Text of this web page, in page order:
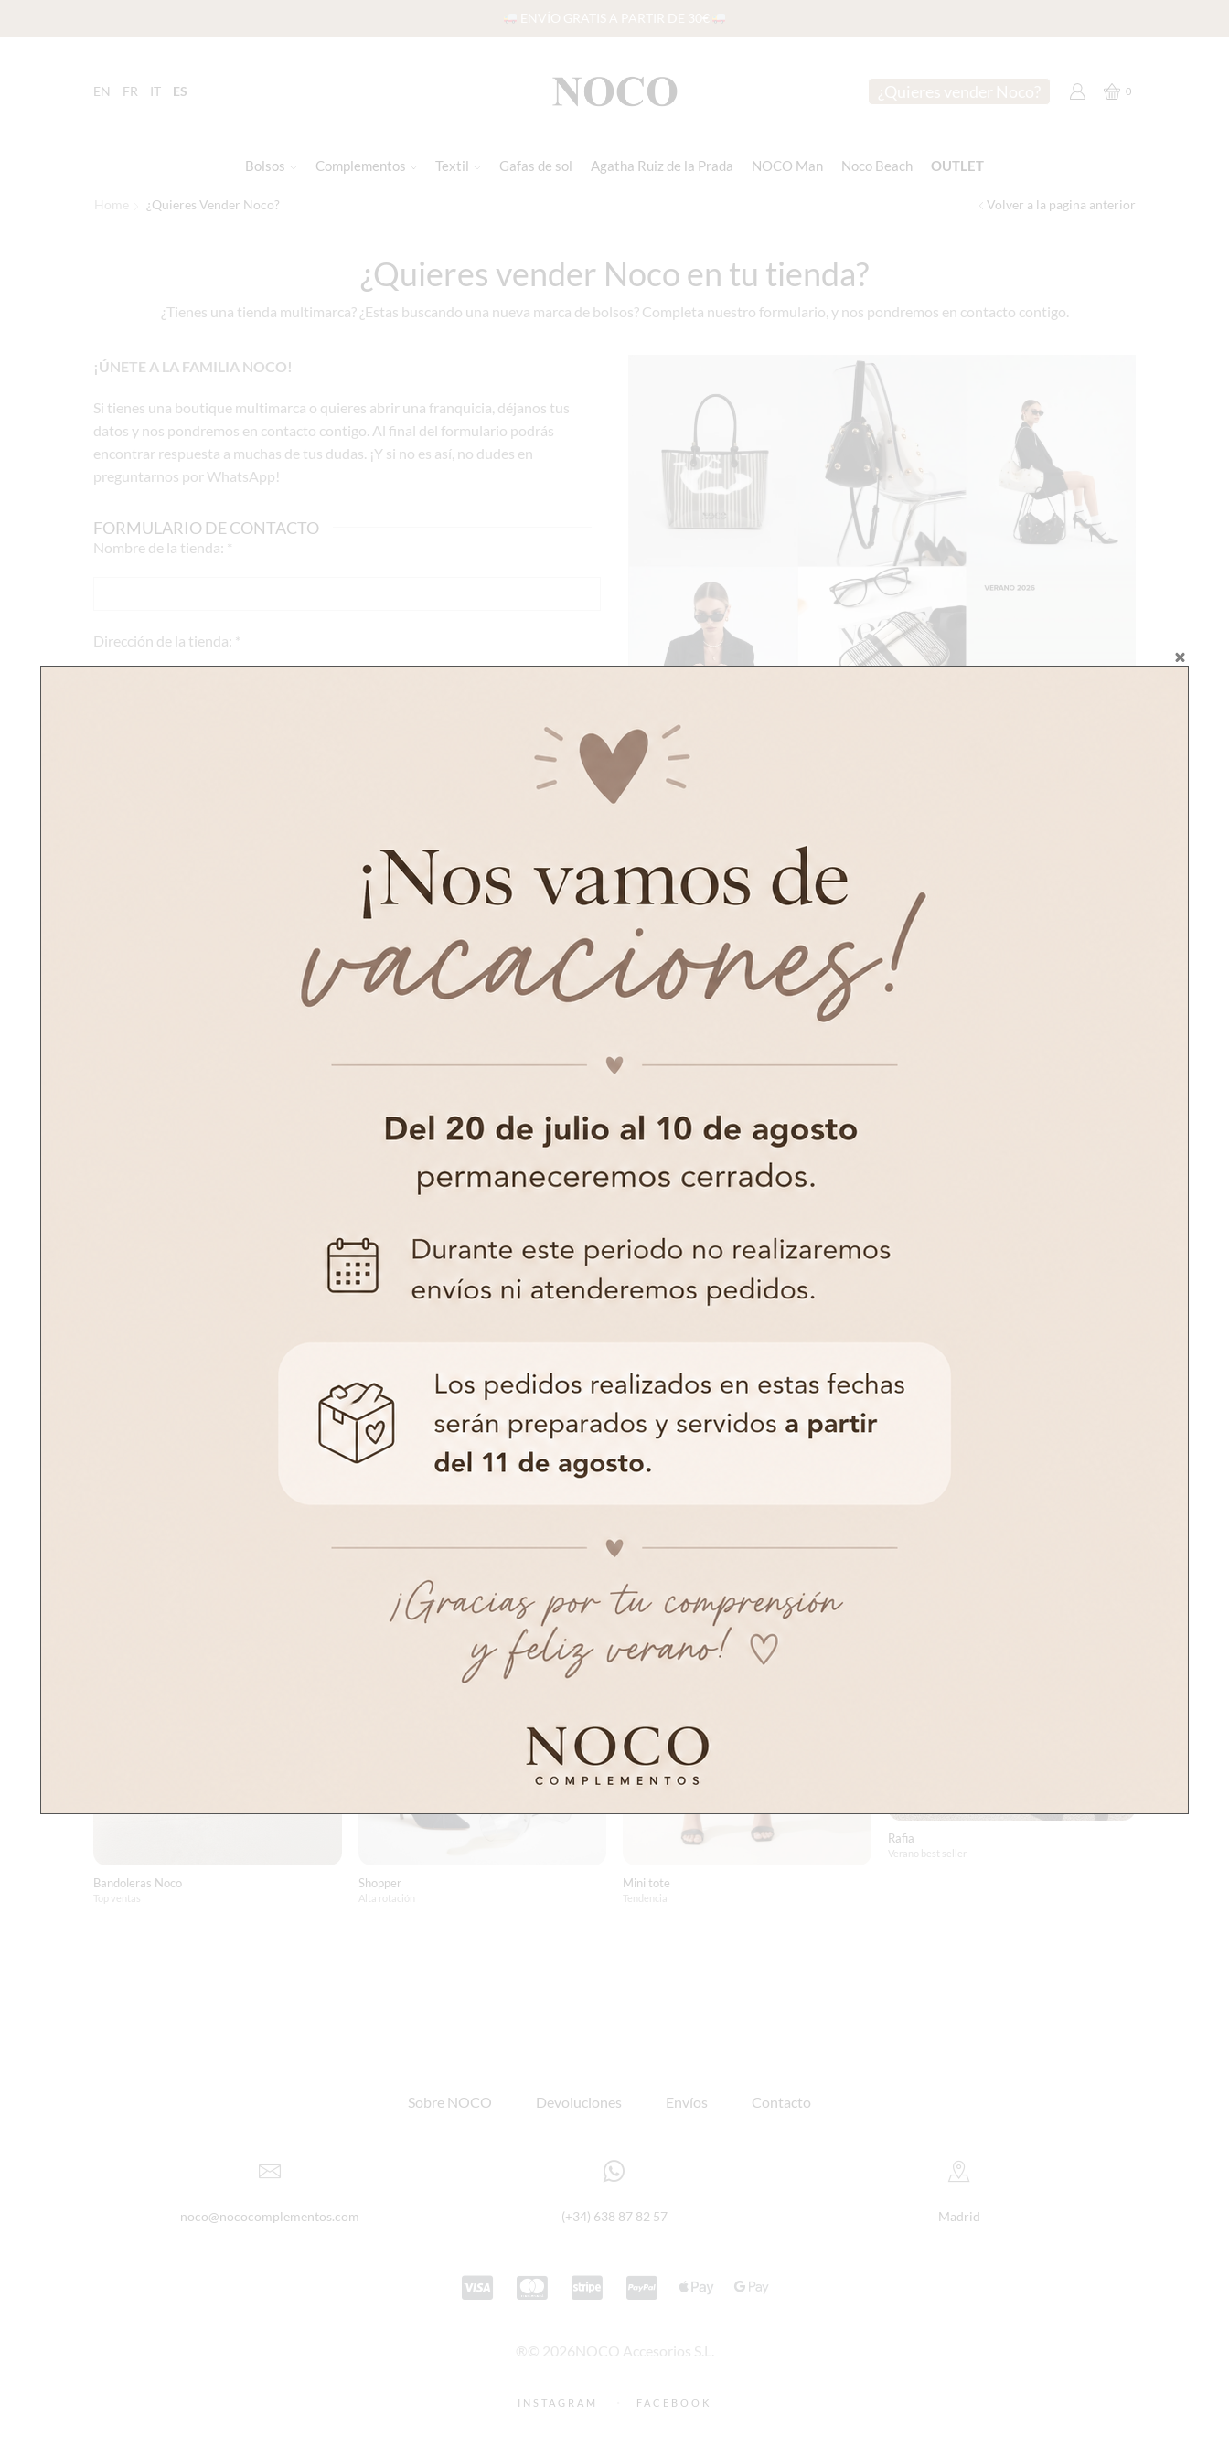
Gestionar consentimiento
Para ofrecer las mejores experiencias, utilizamos tecnologías como las cookies para
almacenar y/o acceder a la información del dispositivo. El consentimiento de estas tecnologías
ciertas características y funciones.
Aceptar Denegar Ver preferencias
EN FR IT ES 0
Bolsos Complementos Textil Gafas de sol Agatha Ruiz de la Prada NOCO Man Noco Beach OUTLET
Volver a la pagina anterior
Home ¿Quieres Vender Noco?
¿Quieres vender Noco en tu tienda?
¿Tienes una tienda multimarca? ¿Estas buscando una nueva marca de bolsos? Completa nuestro formulario, y nos pondremos en contacto contigo.
¡ÚNETE A LA FAMILIA NOCO!
Si tienes una boutique multimarca o quieres abrir una franquicia, déjanos tus
datos y nos pondremos en contacto contigo. Al final del formulario podrás
encontrar respuesta a muchas de tus dudas. ¡Y si no es así, no dudes en
preguntarnos por WhatsApp!
FORMULARIO DE CONTACTO
Nombre de la tienda: *
Dirección de la tienda: *
¿Tendré exclusividad en mi zona?
¿Tendré algún material para potenciar la venta?
Los más elegidos por las tiendas
Bandoleras Noco
Top ventas
Shopper
Alta rotación
Mini tote
Tendencia
Rafia
Verano best seller
Sobre NOCO Devoluciones Envíos Contacto
noco@nococomplementos.com (+34) 638 87 82 57 Madrid
®© 2026NOCO Accesorios S.L.
INSTAGRAM FACEBOOK